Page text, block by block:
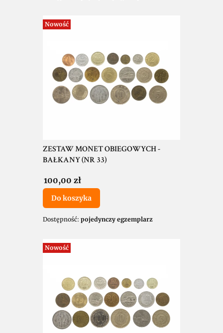
Nowość
ZESTAW MONET OBIEGOWYCH -
BAŁKANY (NR 33)
Cena
100,00 zł
Do koszyka
Dostępność: pojedynczy egzemplarz
Nowość